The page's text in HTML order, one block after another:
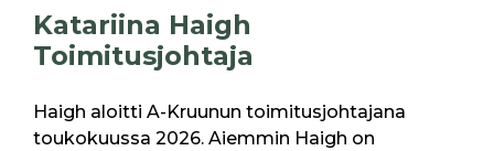
Katariina Haigh
Toimitusjohtaja
Haigh aloitti A-Kruunun toimitusjohtajana
toukokuussa 2026. Aiemmin Haigh on